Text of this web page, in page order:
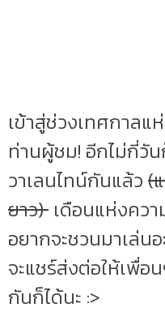
เข้าสู่ช่วงเทศกาล
ท่านผู้ชม! อีกไม่กี่วัน
วาเลนไทน์กันแล้ว (
ยาว) เดือนแห่งคว
อยากจะชวนมาเล่น
จะแชร์ส่งต่อให้เพื่
กันก็ได้นะ :>